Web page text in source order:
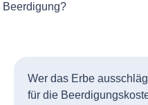
Beerdigung?
Wer das Erbe
für die